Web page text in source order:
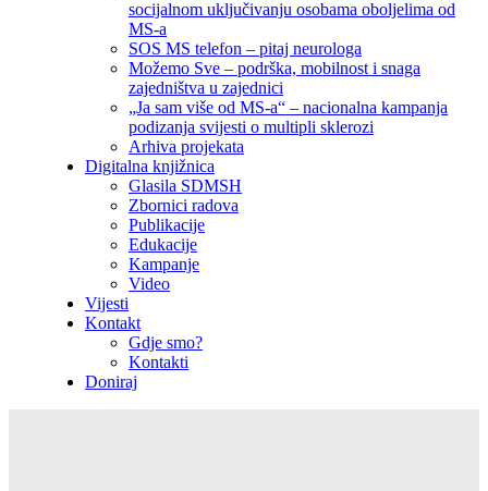
socijalnom uključivanju osobama oboljelima od
MS-a
SOS MS telefon – pitaj neurologa
Možemo Sve – podrška, mobilnost i snaga
zajedništva u zajednici
„Ja sam više od MS-a“ – nacionalna kampanja
podizanja svijesti o multipli sklerozi
Arhiva projekata
Digitalna knjižnica
Glasila SDMSH
Zbornici radova
Publikacije
Edukacije
Kampanje
Video
Vijesti
Kontakt
Gdje smo?
Kontakti
Doniraj